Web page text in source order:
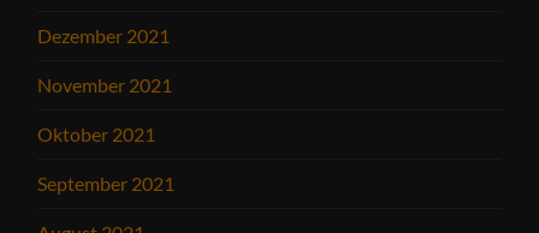
Dezember 2021
November 2021
Oktober 2021
September 2021